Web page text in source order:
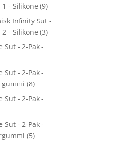
1 - Silikone (9)
Infinity Sut -
2 - Silikone (3)
Sut - 2-Pak -
Sut - 2-Pak -
(8)
Sut - 2-Pak -
Sut - 2-Pak -
(5)